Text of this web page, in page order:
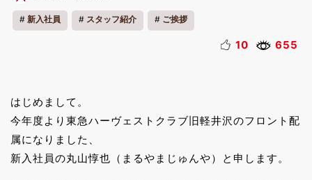
新入社員 スタッフ紹介 ご挨拶
10 655
はじめまして。
今年度より東急ハーヴェストクラブ旧軽井沢のフロント配
属になりました、
新入社員の丸山惇也（まるやまじゅんや）と申します。